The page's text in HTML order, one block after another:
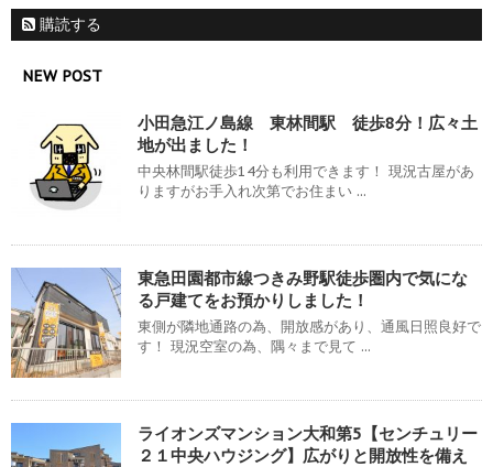
購読する
NEW POST
小田急江ノ島線 東林間駅 徒歩8分！広々土
地が出ました！
中央林間駅徒歩14分も利用できます！ 現況古屋があ
りますがお手入れ次第でお住まい ...
東急田園都市線つきみ野駅徒歩圏内で気にな
る戸建てをお預かりしました！
東側が隣地通路の為、開放感があり、通風日照良好で
す！ 現況空室の為、隅々まで見て ...
ライオンズマンション大和第5【センチュリー
２１中央ハウジング】広がりと開放性を備え